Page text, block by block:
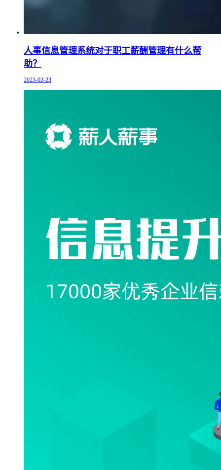
人事信息管理系统对于职工薪酬管理有什么帮
助？
2023-02-23